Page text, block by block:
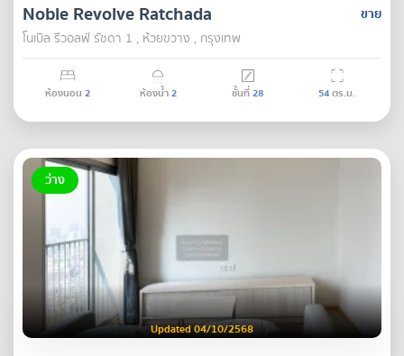
ขาย
Noble Revolve Ratchada
โนเบิล รีวอลฟ์ รัชดา 1 , ห้วยขวาง , กรุงเทพ
ห้องนอน 2 ห้องน้ำ2 ชั้นที่28 54ตร.ม.
ว่าง
Updated 04/10/2568